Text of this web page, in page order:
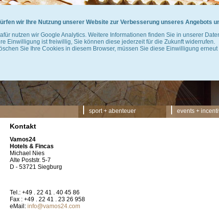
wir Ihre Nutzung unserer Website zur Verbesserung unseres Angebots
nutzen wir Google Analytics. Weitere Informationen finden Sie in unserer
Einwilligung ist freiwillig, Sie können diese jederzeit für die Zukunft widerrufen.
Sie Ihre Cookies in diesem Browser, müssen Sie diese Einwilligung erneut
sport + abenteuer events +
Kontakt
Vamos24
Hotels & Fincas
Michael Nies
Alte Poststr. 5-7
D - 53721 Siegburg
Tel.: +49 . 22 41 . 40 45 86
Fax : +49 . 22 41 . 23 26 958
eMail: info@vamos24.com